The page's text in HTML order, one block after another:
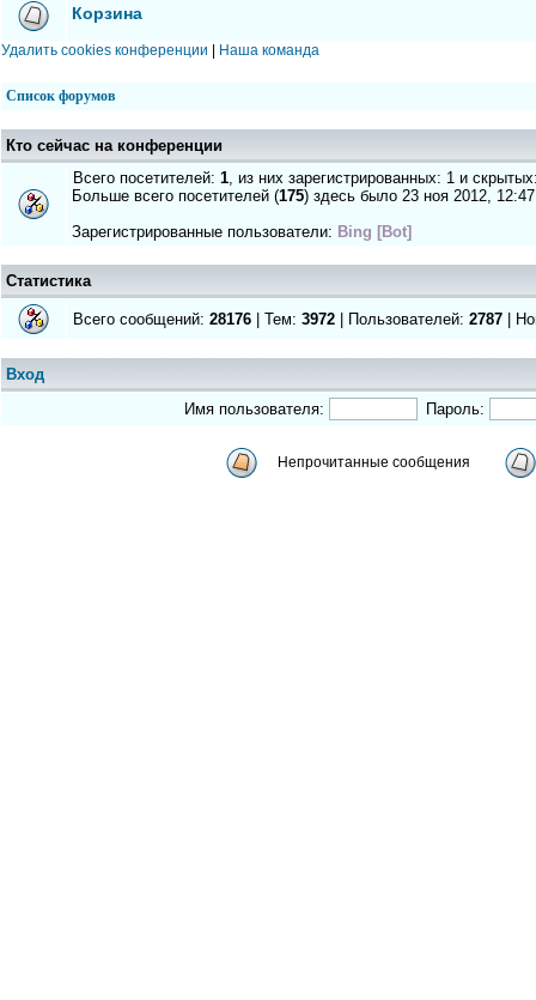
Корзина
Удалить cookies конференции Наша команда
Список форумов
Кто сейчас на конференции
Всего посетителей: 1, из них зарегистрированных: 1 и
Больше всего посетителей (175) здесь было 23 ноя 2012, 12:47
Зарегистрированные пользователи: Bing [Bot]
Статистика
Всего сообщений: 28176 | Тем: 3972 | Пользователей: 2787 |
Вход
Имя пользователя:
Пароль:
Непрочитанные сообщения